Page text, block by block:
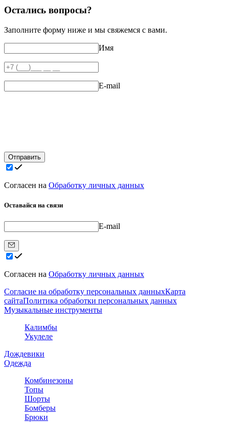
Остались вопросы?
Заполните форму ниже и мы свяжемся с вами.
Имя
E-mail
Отправить
Согласен на Обработку личных данных
Оставайся на связи
E-mail
Согласен на Обработку личных данных
Согласие на обработку персональных данныхКарта
сайтаПолитика обработки персональных данных
Музыкальные инструменты
Калимбы
Укулеле
Дождевики
Одежда
Комбинезоны
Топы
Шорты
Бомберы
Брюки